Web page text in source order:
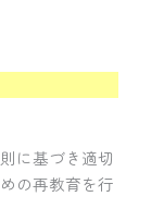
に基づき適切
の再教育を行